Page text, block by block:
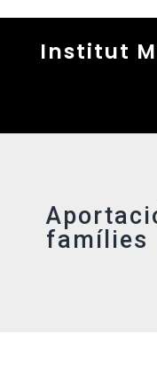
Institut
famílies